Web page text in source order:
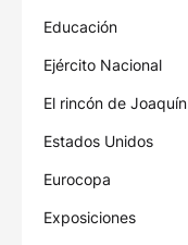
Educación
Ejército Nacional
El rincón de Joaquín
Estados Unidos
Eurocopa
Exposiciones